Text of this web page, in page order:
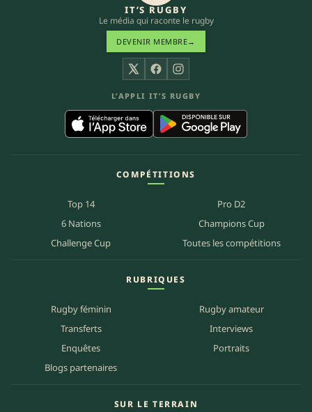
IT’S RUGBY
Le média qui raconte le rugby
DEVENIR MEMBRE→
X FacebookInstagram
L’APPLI IT’S RUGBY
COMPÉTITIONS
Top 14
Pro D2
6 Nations
Champions Cup
Challenge Cup
Toutes les compétitions
RUBRIQUES
Rugby féminin
Rugby amateur
Transferts
Interviews
Enquêtes
Portraits
Blogs partenaires
SUR LE TERRAIN